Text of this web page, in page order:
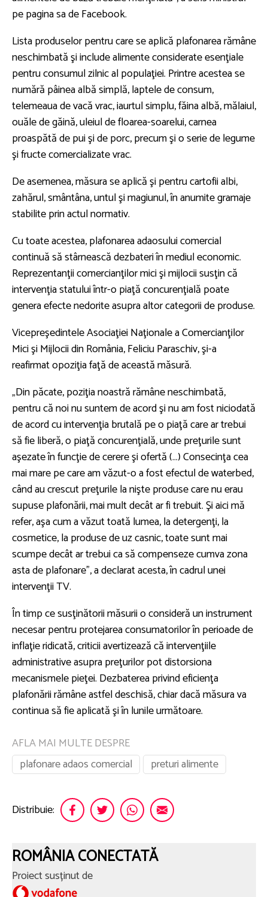
pe pagina sa de Facebook.
Lista produselor pentru care se aplică plafonarea rămâne
neschimbată şi include alimente considerate esenţiale
pentru consumul zilnic al populaţiei. Printre acestea se
numără pâinea albă simplă, laptele de consum,
telemeaua de vacă vrac, iaurtul simplu, făina albă, mălaiul,
ouăle de găină, uleiul de floarea-soarelui, carnea
proaspătă de pui şi de porc, precum şi o serie de legume
şi fructe comercializate vrac.
De asemenea, măsura se aplică şi pentru cartofii albi,
zahărul, smântâna, untul şi magiunul, în anumite gramaje
stabilite prin actul normativ.
Cu toate acestea, plafonarea adaosului comercial
continuă să stârnească dezbateri în mediul economic.
Reprezentanţii comercianţilor mici şi mijlocii susţin că
intervenţia statului într-o piaţă concurenţială poate
genera efecte nedorite asupra altor categorii de produse.
Vicepreşedintele Asociaţiei Naţionale a Comercianţilor
Mici şi Mijlocii din România, Feliciu Paraschiv, şi-a
reafirmat opoziţia faţă de această măsură.
„Din păcate, poziţia noastră rămâne neschimbată,
pentru că noi nu suntem de acord şi nu am fost niciodată
de acord cu intervenţia brutală pe o piaţă care ar trebui
să fie liberă, o piaţă concurenţială, unde preţurile sunt
aşezate în funcţie de cerere şi ofertă (…) Consecinţa cea
mai mare pe care am văzut-o a fost efectul de waterbed,
când au crescut preţurile la nişte produse care nu erau
supuse plafonării, mai mult decât ar fi trebuit. Şi aici mă
refer, aşa cum a văzut toată lumea, la detergenţi, la
cosmetice, la produse de uz casnic, toate sunt mai
scumpe decât ar trebui ca să compenseze cumva zona
asta de plafonare”, a declarat acesta, în cadrul unei
intervenţii TV.
În timp ce susţinătorii măsurii o consideră un instrument
necesar pentru protejarea consumatorilor în perioade de
inflaţie ridicată, criticii avertizează că intervenţiile
administrative asupra preţurilor pot distorsiona
mecanismele pieţei. Dezbaterea privind eficienţa
plafonării rămâne astfel deschisă, chiar dacă măsura va
continua să fie aplicată şi în lunile următoare.
AFLA MAI MULTE DESPRE
plafonare adaos comercial
preturi alimente
Distribuie:
ROMÂNIA CONECTATĂ
Proiect susținut de